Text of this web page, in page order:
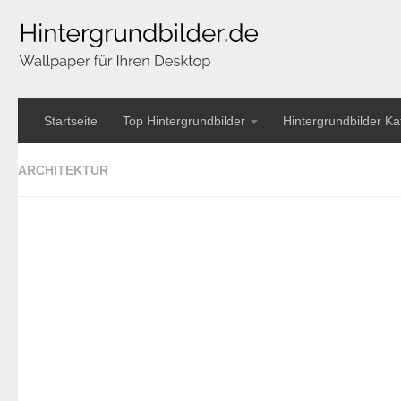
Startseite Top Hintergrundbilder Hintergrundbilder
ARCHITEKTUR